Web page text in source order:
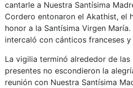
cantarle a Nuestra Santísima
Cordero entonaron el Akathist, el
honor a la Santísima Virgen
intercaló con cánticos franceses y
La vigilia terminó alrededor de
presentes no escondieron la
reunión con Nuestra Santísima